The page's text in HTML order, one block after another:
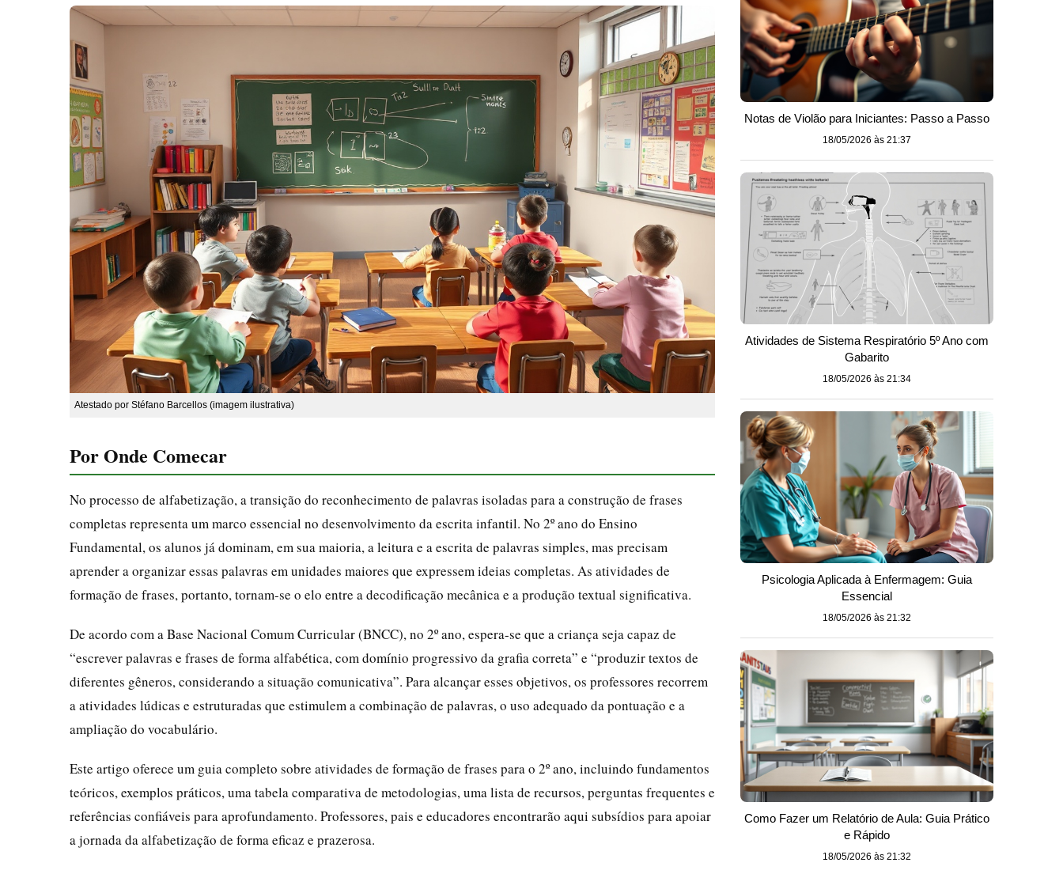
Atestado por Stéfano Barcellos (imagem ilustrativa)
Por Onde Comecar
No processo de alfabetização, a transição do reconhecimento de palavras isoladas para a construção de frases
completas representa um marco essencial no desenvolvimento da escrita infantil. No 2º ano do Ensino
Fundamental, os alunos já dominam, em sua maioria, a leitura e a escrita de palavras simples, mas precisam
aprender a organizar essas palavras em unidades maiores que expressem ideias completas. As atividades de
formação de frases, portanto, tornam-se o elo entre a decodificação mecânica e a produção textual significativa.
De acordo com a Base Nacional Comum Curricular (BNCC), no 2º ano, espera-se que a criança seja capaz de
“escrever palavras e frases de forma alfabética, com domínio progressivo da grafia correta” e “produzir textos de
diferentes gêneros, considerando a situação comunicativa”. Para alcançar esses objetivos, os professores recorrem
a atividades lúdicas e estruturadas que estimulem a combinação de palavras, o uso adequado da pontuação e a
ampliação do vocabulário.
Este artigo oferece um guia completo sobre atividades de formação de frases para o 2º ano, incluindo fundamentos
teóricos, exemplos práticos, uma tabela comparativa de metodologias, uma lista de recursos, perguntas frequentes e
referências confiáveis para aprofundamento. Professores, pais e educadores encontrarão aqui subsídios para apoiar
a jornada da alfabetização de forma eficaz e prazerosa.
Notas de Violão para Iniciantes: Passo a Passo
18/05/2026 às 21:37
Atividades de Sistema Respiratório 5º Ano com
Gabarito
18/05/2026 às 21:34
Psicologia Aplicada à Enfermagem: Guia
Essencial
18/05/2026 às 21:32
Como Fazer um Relatório de Aula: Guia Prático
e Rápido
18/05/2026 às 21:32